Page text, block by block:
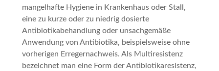
mangelhafte Hygiene in Krankenhaus oder Stall,
eine zu kurze oder zu niedrig dosierte
Antibiotikabehandlung oder unsachgemäße
Anwendung von Antibiotika, beispielsweise ohne
vorherigen Erregernachweis. Als Multiresistenz
bezeichnet man eine Form der Antibiotikaresistenz,